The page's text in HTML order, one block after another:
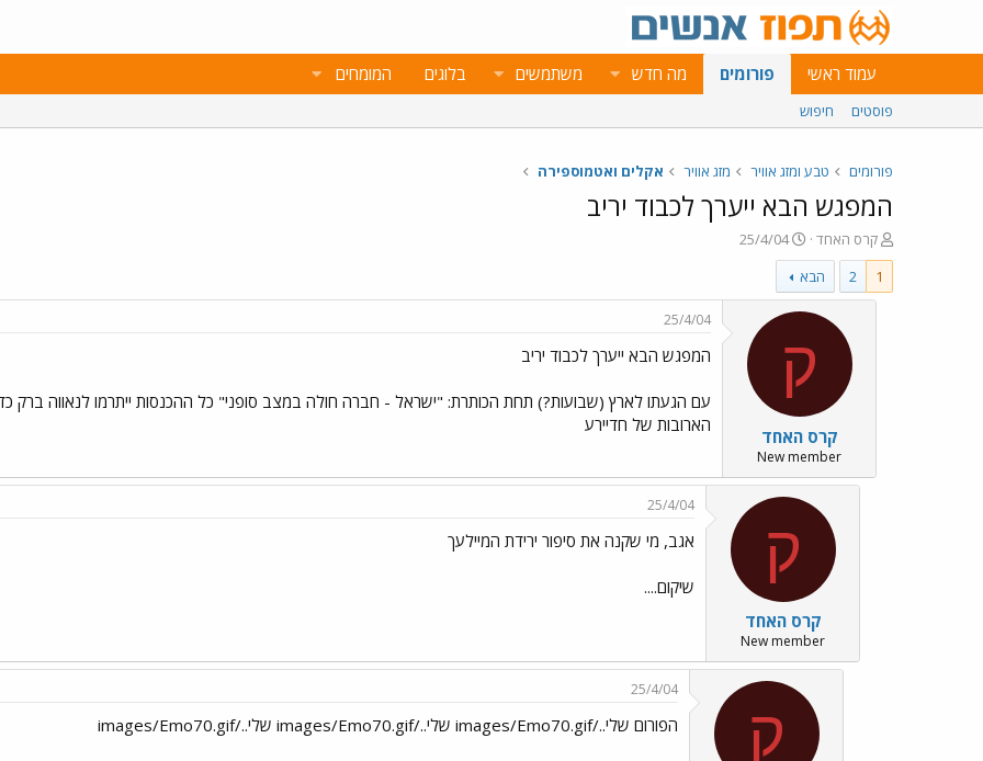
עמוד ראשי פורומים מה חדש משתמשים בלוגים המומחים
פוסטים חיפוש
פורומים טבע ומזג אוויר מזג אוויר אקלים ואטמוספירה
המפגש הבא ייערך לכבוד יריב
פ
ו
ת
ח
קרס האחד
פ
ו
ר
ס
ם
ת
ר
י
ך
25/4/04
1
2 הבא
ק
קרס האחד
New member
25/4/04
המפגש הבא ייערך לכבוד יריב
עם הגעתו לארץ (שבועות?) תחת הכותרת: "ישראל - חברה חולה במצב סופני" כל ההכנסות ייתרמו לנאווה ברק
הארובות של חדיירע
ק
קרס האחד
New member
25/4/04
אגב, מי שקנה את סיפור ירידת המיילעך
שיקום....
ק
25/4/04
הפורום שלי../images/Emo70.gif שלי../images/Emo70.gif שלי../images/Emo70.gif